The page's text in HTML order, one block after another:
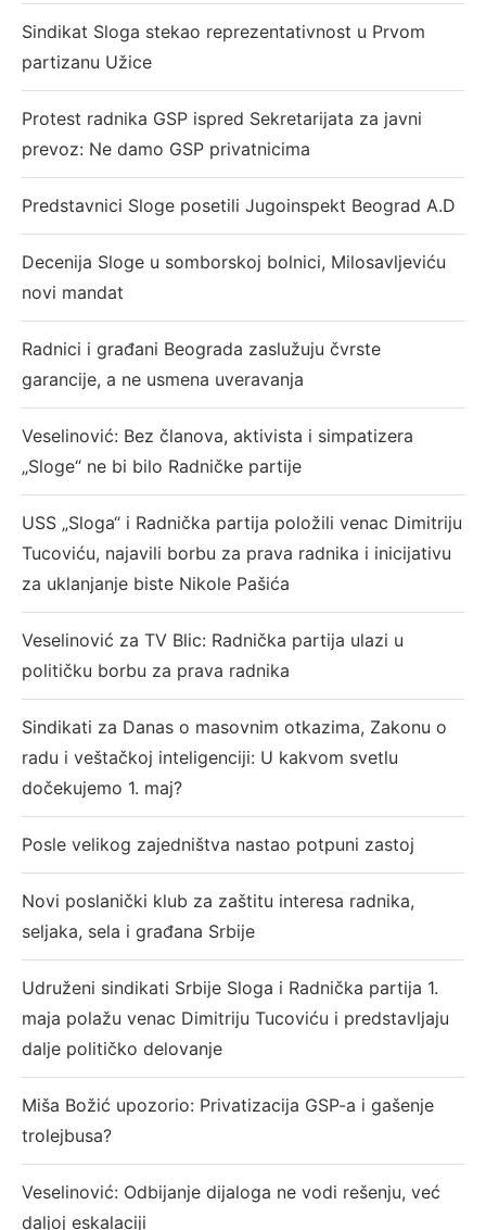
Sindikat Sloga stekao reprezentativnost u Prvom
partizanu Užice
Protest radnika GSP ispred Sekretarijata za javni
prevoz: Ne damo GSP privatnicima
Predstavnici Sloge posetili Jugoinspekt Beograd A.D
Decenija Sloge u somborskoj bolnici, Milosavljeviću
novi mandat
Radnici i građani Beograda zaslužuju čvrste
garancije, a ne usmena uveravanja
Veselinović: Bez članova, aktivista i simpatizera
„Sloge“ ne bi bilo Radničke partije
USS „Sloga“ i Radnička partija položili venac Dimitriju
Tucoviću, najavili borbu za prava radnika i inicijativu
za uklanjanje biste Nikole Pašića
Veselinović za TV Blic: Radnička partija ulazi u
političku borbu za prava radnika
Sindikati za Danas o masovnim otkazima, Zakonu o
radu i veštačkoj inteligenciji: U kakvom svetlu
dočekujemo 1. maj?
Posle velikog zajedništva nastao potpuni zastoj
Novi poslanički klub za zaštitu interesa radnika,
seljaka, sela i građana Srbije
Udruženi sindikati Srbije Sloga i Radnička partija 1.
maja polažu venac Dimitriju Tucoviću i predstavljaju
dalje političko delovanje
Miša Božić upozorio: Privatizacija GSP-a i gašenje
trolejbusa?
Veselinović: Odbijanje dijaloga ne vodi rešenju, već
daljoj eskalaciji